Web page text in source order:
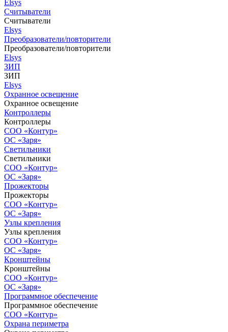
Elsys
Считыватели
Считыватели
Elsys
Преобразователи/повторители
Преобразователи/повторители
Elsys
ЗИП
ЗИП
Elsys
Охранное освещение
Охранное освещение
Контроллеры
Контроллеры
СОО «Контур»
ОС «Заря»
Светильники
Светильники
СОО «Контур»
ОС «Заря»
Прожекторы
Прожекторы
СОО «Контур»
ОС «Заря»
Узлы крепления
Узлы крепления
СОО «Контур»
ОС «Заря»
Кронштейны
Кронштейны
СОО «Контур»
ОС «Заря»
Программное обеспечение
Программное обеспечение
СОО «Контур»
Охрана периметра